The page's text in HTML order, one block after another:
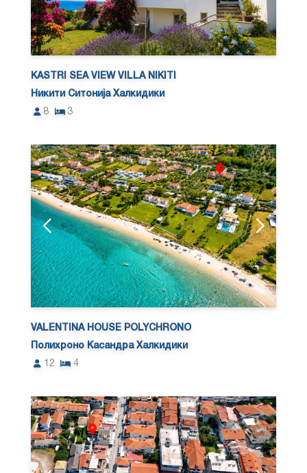
KASTRI SEA VIEW VILLA NIKITI
Никити Ситонија Халкидики
8
3
VALENTINA HOUSE POLYCHRONO
Полихроно Касандра Халкидики
12
4